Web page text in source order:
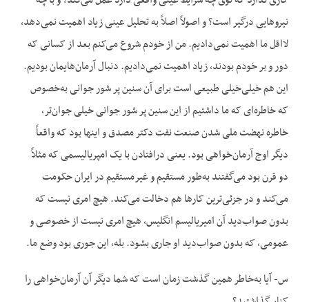
نیروهایی درگیر است؟ و اصولاً اصلاً به تحلیل عینی زیاد اهمیت نمی‌دهد،
لااقل ما اهمیت نمی‌دادیم. من از خودم شروع می‌کنم بعد از کسانی که
دور و بر خودم بودند، زیاد اهمیت نمی‌دادیم. دنبال آرمان‌هایمان بودیم.
این هم خیلی‌خیلی طبیعی است برای آن سنین پر شور جوانی به‌خصوص
که خاطره‌ای که ما داشتیم از این سنین پر شور جوانی خیلی جوان‌تر،
خاطره نهضت ملی شدن صنعت نفت دکتر مصدق و اینها بود که واقعاً
دیگر اوج آرمان‌خواهی بود. یعنی درافتادن با یک امپریالیسمی که مثلاً
دو قرن بود می‌گفتند به‌طور مستقیم و غیرمستقیم در ایران حکومت
می‌کند و در جزئی‌ترین کارها هم دخالت می‌کند. هیچ امری نیست که
بدون صواب‌دید آن امیریالیسم انگلیس، هیچ امری نیست از خصوصی و
عمومی، که بدون صواب‌دید او جاری بشود. بله، این جوری بود وضع ما.
س- آیا به‌خاطر همین گذشت زمان است که شما دیگر آن آرمان‌خواهی را